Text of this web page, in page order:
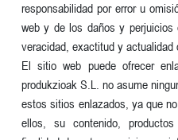
responsabilidad por error u
web y de los daños y
veracidad, exactitud y actualidad
El sitio web puede ofrecer
produkzioak S.L. no asume
estos sitios enlazados, ya que
ellos, su contenido,